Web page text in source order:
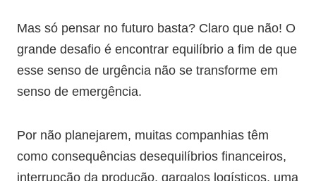
Mas só pensar no futuro basta? Claro que não! O
grande desafio é encontrar equilíbrio a fim de que
esse senso de urgência não se transforme em
senso de emergência.
Por não planejarem, muitas companhias têm
como consequências desequilíbrios financeiros,
interrupção da produção, gargalos logísticos, uma